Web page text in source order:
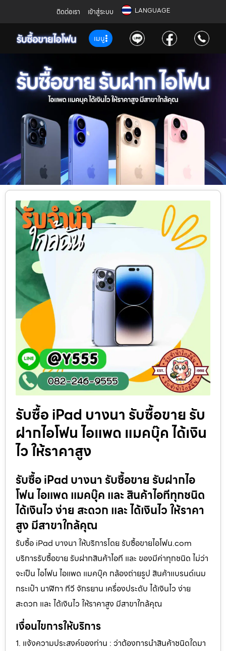
ติดต่อเรา เข้าสู่ระบบ LANGUAGE
เมนู
รับซื้อ iPad บางนา รับซื้อขาย รับ
ฝากไอโฟน ไอแพด แมคบุ๊ค ได้เงิน
ไว ให้ราคาสูง
รับซื้อ iPad บางนา รับซื้อขาย รับฝากไอ
โฟน ไอแพด แมคบุ๊ค และ สินค้าไอทีทุกชนิด
ได้เงินไว ง่าย สะดวก และ ได้เงินไว ให้ราคา
สูง มีสาขาใกล้คุณ
รับซื้อ iPad บางนา ให้บริการโดย รับซื้อขายไอโฟน.com
บริการรับซื้อขาย รับฝากสินค้าไอที และ ของมีค่าทุกชนิด ไม่ว่า
จะเป็น ไอโฟน ไอแพด แมคบุ๊ค กล้องถ่ายรูป สินค้าแบรนด์เนม
กระเป๋า นาฬิกา ทีวี จักรยาน เครื่องประดับ ได้เงินไว ง่าย
สะดวก และ ได้เงินไว ให้ราคาสูง มีสาขาใกล้คุณ
เงื่อนไขการให้บริการ
1. แจ้งความประสงค์ของท่าน : ว่าต้องการนำสินค้าชนิดใดมา